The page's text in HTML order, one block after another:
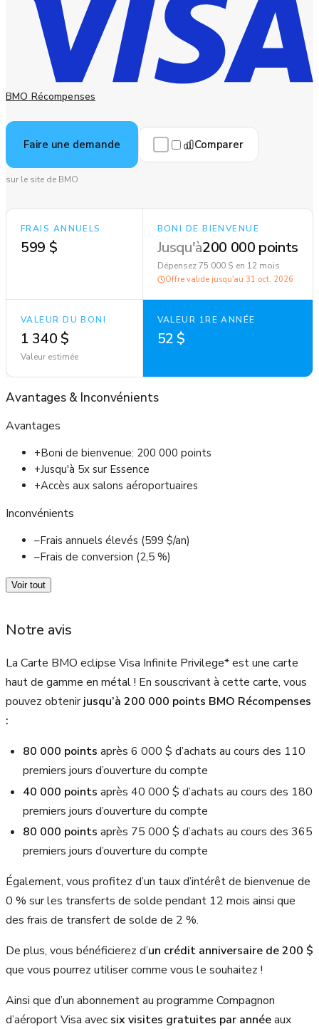
BMO Récompenses
Faire une demande Comparer
sur le site de BMO
FRAIS ANNUELS
599 $
BONI DE BIENVENUE
Jusqu'à200 000 points
Dépensez 75 000 $ en 12 mois
Offre valide jusqu'au 31 oct. 2026
VALEUR DU BONI
1 340 $
Valeur estimée
VALEUR 1RE ANNÉE
52 $
Avantages & Inconvénients
Avantages
+Boni de bienvenue: 200 000 points
+Jusqu'à 5x sur Essence
+Accès aux salons aéroportuaires
Inconvénients
–Frais annuels élevés (599 $/an)
–Frais de conversion (2,5 %)
Voir tout
Notre avis
La Carte BMO eclipse Visa Infinite Privilege* est une carte
haut de gamme en métal ! En souscrivant à cette carte, vous
pouvez obtenirjusqu’à 200 000 points BMO Récompenses
:
80 000 points après 6 000 $ d’achats au cours des 110
premiers jours d’ouverture du compte
40 000 points après 40 000 $ d’achats au cours des 180
premiers jours d’ouverture du compte
80 000 points après 75 000 $ d’achats au cours des 365
premiers jours d’ouverture du compte
Également, vous profitez d’un taux d’intérêt de bienvenue de
0 % sur les transferts de solde pendant 12 mois ainsi que
des frais de transfert de solde de 2 %.
De plus, vous bénéficierez d’un crédit anniversaire de200 $
que vous pourrez utiliser comme vous le souhaitez !
Ainsi que d’un abonnement au programme Compagnon
d’aéroport Visa avec six visites gratuites par annéeaux